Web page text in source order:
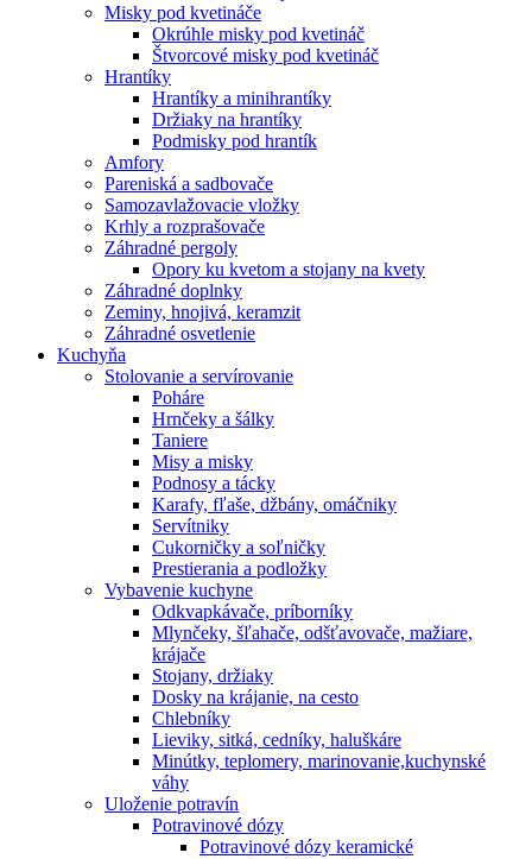
Misky pod kvetináče
Okrúhle misky pod kvetináč
Štvorcové misky pod kvetináč
Hrantíky
Hrantíky a minihrantíky
Držiaky na hrantíky
Podmisky pod hrantík
Amfory
Pareniská a sadbovače
Samozavlažovacie vložky
Krhly a rozprašovače
Záhradné pergoly
Opory ku kvetom a stojany na kvety
Záhradné doplnky
Zeminy, hnojivá, keramzit
Záhradné osvetlenie
Kuchyňa
Stolovanie a servírovanie
Poháre
Hrnčeky a šálky
Taniere
Misy a misky
Podnosy a tácky
Karafy, fľaše, džbány, omáčniky
Servítniky
Cukorničky a soľničky
Prestierania a podložky
Vybavenie kuchyne
Odkvapkávače, príborníky
Mlynčeky, šľahače, odšťavovače, mažiare,
krájače
Stojany, držiaky
Dosky na krájanie, na cesto
Chlebníky
Lieviky, sitká, cedníky, haluškáre
Minútky, teplomery, marinovanie,kuchynské
váhy
Uloženie potravín
Potravinové dózy
Potravinové dózy keramické